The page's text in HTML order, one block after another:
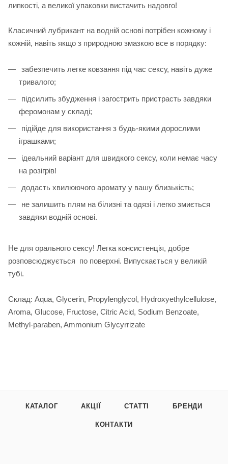
липкості, а великої упаковки вистачить надовго!
Класичний лубрикант на водній основі потрібен кожному і
кожній, навіть якщо з природною змазкою все в порядку:
забезпечить легке ковзання під час сексу, навіть дуже
тривалого;
підсилить збудження і загострить пристрасть завдяки
феромонам у складі;
підійде для використання з будь-якими дорослими
іграшками;
ідеальний варіант для швидкого сексу, коли немає часу
на розігрів!
додасть хвилюючого аромату у вашу близькість;
не залишить плям на білизні та одязі і легко змиється
завдяки водній основі.
Не для орального сексу! Легка консистенція, добре
розповсюджується по поверхні. Випускається у великій
тубі.
Склад: Aqua, Glycerin, Propylenglycol, Hydroxyethylcellulose,
Aroma, Glucose, Fructose, Citric Acid, Sodium Benzoate,
Methyl-paraben, Ammonium Glycyrrizate
КАТАЛОГ АКЦІЇ СТАТТІ БРЕНДИ
КОНТАКТИ